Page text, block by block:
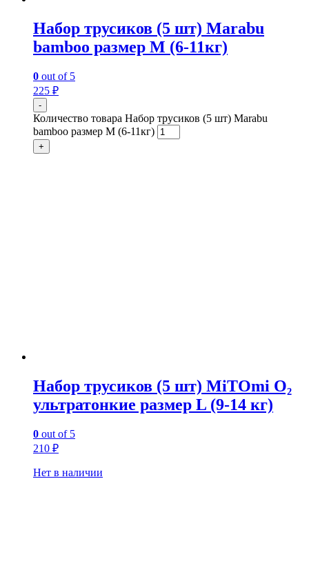
Набор трусиков (5 шт) Marabu
bamboo размер M (6-11кг)
0 out of 5
225 ₽
-
Количество товара Набор трусиков (5 шт) Marabu
bamboo размер M (6-11кг)
+
Набор трусиков (5 шт) MiTOmi O₂
ультратонкие размер L (9-14 кг)
0 out of 5
210 ₽
Нет в наличии